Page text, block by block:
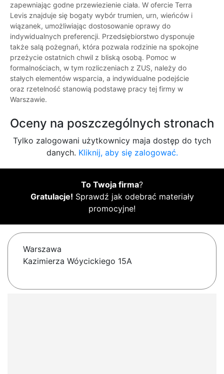
zapewniając godne przewiezienie ciała. W ofercie Terra
Levis znajduje się bogaty wybór trumien, urn, wieńców i
wiązanek, umożliwiając dostosowanie oprawy do
indywidualnych preferencji. Przedsiębiorstwo dysponuje
także salą pożegnań, która pozwala rodzinie na spokojne
przeżycie ostatnich chwil z bliską osobą. Pomoc w
formalnościach, w tym rozliczeniach z ZUS, należy do
stałych elementów wsparcia, a indywidualne podejście
oraz rzetelność stanowią podstawę pracy tej firmy w
Warszawie.
Oceny na poszczególnych stronach
Tylko zalogowani użytkownicy maja dostęp do tych
danych. Kliknij, aby się zalogować.
To Twoja firma?
Gratulacje! Sprawdź jak odebrać materiały
promocyjne!
Warszawa
Kazimierza Wóycickiego 15A